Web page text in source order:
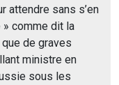
attendre sans s’en
» comme dit la
de graves
ministre en
sous les